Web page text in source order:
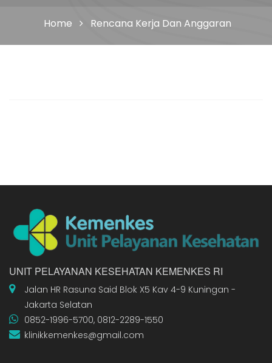
Home Rencana Kerja Dan Anggaran
UNIT PELAYANAN KESEHATAN KEMENKES RI
Jalan HR Rasuna Said Blok X5 Kav 4-9 Kuningan -
Jakarta Selatan
0852-1996-5700, 0812-2289-1550
klinikkemenkes@gmail.com